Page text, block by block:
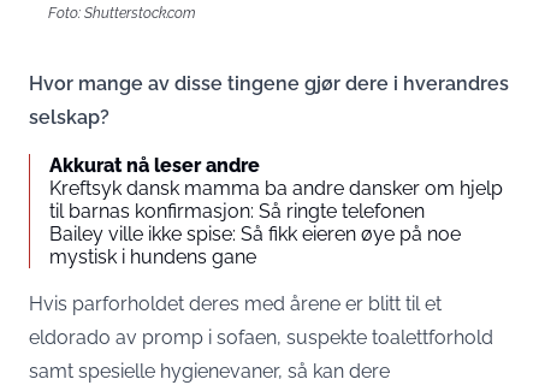
Foto: Shutterstock.com
Hvor mange av disse tingene gjør dere i hverandres
selskap?
Akkurat nå leser andre
Kreftsyk dansk mamma ba andre dansker om hjelp
til barnas konfirmasjon: Så ringte telefonen
Bailey ville ikke spise: Så fikk eieren øye på noe
mystisk i hundens gane
Hvis parforholdet deres med årene er blitt til et
eldorado av promp i sofaen, suspekte toalettforhold
samt spesielle hygienevaner, så kan dere